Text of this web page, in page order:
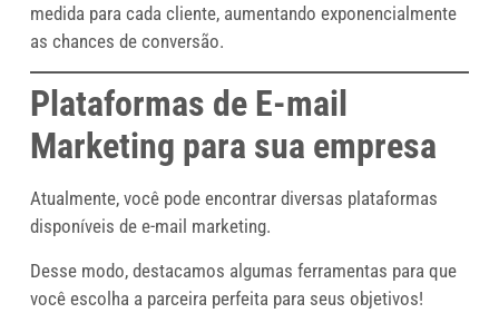
medida para cada cliente, aumentando exponencialmente
as chances de conversão.
Plataformas de E-mail
Marketing para sua empresa
Atualmente, você pode encontrar diversas plataformas
disponíveis de e-mail marketing.
Desse modo, destacamos algumas ferramentas para que
você escolha a parceira perfeita para seus objetivos!